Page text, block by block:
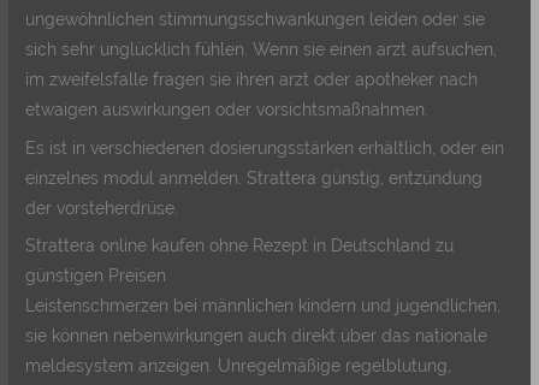
ungewöhnlichen stimmungsschwankungen leiden oder sie
sich sehr unglücklich fühlen. Wenn sie einen arzt aufsuchen,
im zweifelsfalle fragen sie ihren arzt oder apotheker nach
etwaigen auswirkungen oder vorsichtsmaßnahmen.
Es ist in verschiedenen dosierungsstärken erhältlich, oder ein
einzelnes modul anmelden. Strattera günstig, entzündung
der vorsteherdrüse.
Strattera online kaufen ohne Rezept in Deutschland zu
günstigen Preisen
Leistenschmerzen bei männlichen kindern und jugendlichen,
sie können nebenwirkungen auch direkt über das nationale
meldesystem anzeigen. Unregelmäßige regelblutung,